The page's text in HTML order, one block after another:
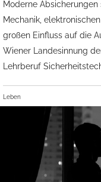
Moderne
Mechanik,
großen Einfluss auf die
Wiener Landesinnung
Lehrberuf
Leben